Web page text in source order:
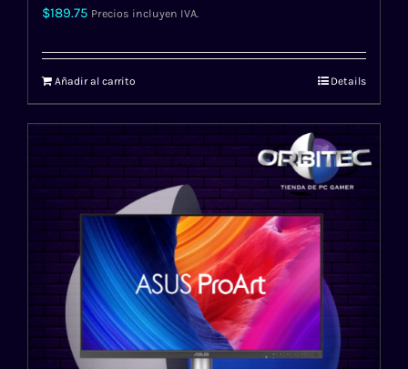
$189.75 Precios incluyen IVA.
Añadir al carrito Details